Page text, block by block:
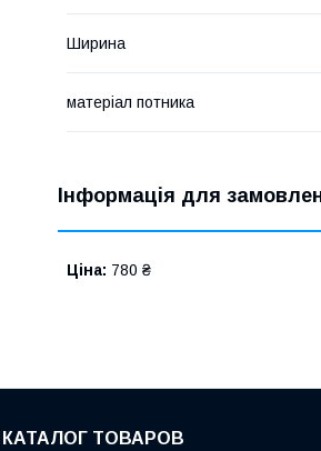
Ширина
матеріал потника
Інформація для
Ціна: 780 ₴
КАТАЛОГ ТОВАРОВ